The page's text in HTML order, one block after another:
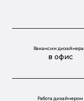
Вакансии
в офис
Работа дизайнером